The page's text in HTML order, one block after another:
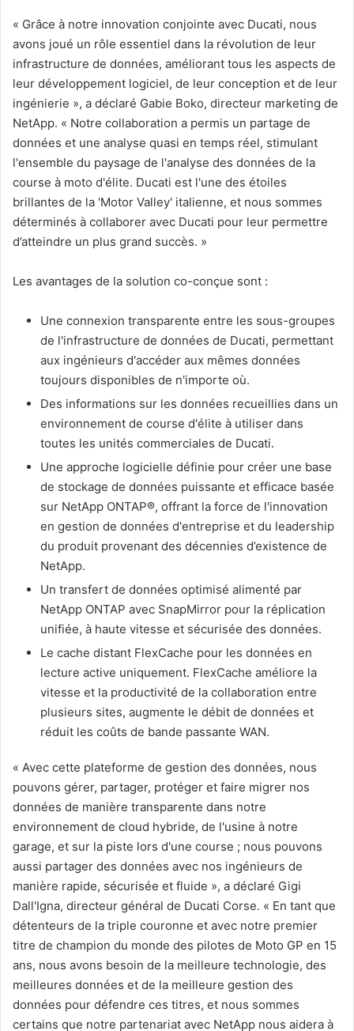
« Grâce à notre innovation conjointe avec Ducati, nous
avons joué un rôle essentiel dans la révolution de leur
infrastructure de données, améliorant tous les aspects de
leur développement logiciel, de leur conception et de leur
ingénierie », a déclaré Gabie Boko, directeur marketing de
NetApp. « Notre collaboration a permis un partage de
données et une analyse quasi en temps réel, stimulant
l'ensemble du paysage de l'analyse des données de la
course à moto d'élite. Ducati est l'une des étoiles
brillantes de la 'Motor Valley' italienne, et nous sommes
déterminés à collaborer avec Ducati pour leur permettre
d’atteindre un plus grand succès. »
Les avantages de la solution co-conçue sont :
Une connexion transparente entre les sous-groupes
de l'infrastructure de données de Ducati, permettant
aux ingénieurs d'accéder aux mêmes données
toujours disponibles de n'importe où.
Des informations sur les données recueillies dans un
environnement de course d'élite à utiliser dans
toutes les unités commerciales de Ducati.
Une approche logicielle définie pour créer une base
de stockage de données puissante et efficace basée
sur NetApp ONTAP®, offrant la force de l'innovation
en gestion de données d'entreprise et du leadership
du produit provenant des décennies d’existence de
NetApp.
Un transfert de données optimisé alimenté par
NetApp ONTAP avec SnapMirror pour la réplication
unifiée, à haute vitesse et sécurisée des données.
Le cache distant FlexCache pour les données en
lecture active uniquement. FlexCache améliore la
vitesse et la productivité de la collaboration entre
plusieurs sites, augmente le débit de données et
réduit les coûts de bande passante WAN.
« Avec cette plateforme de gestion des données, nous
pouvons gérer, partager, protéger et faire migrer nos
données de manière transparente dans notre
environnement de cloud hybride, de l'usine à notre
garage, et sur la piste lors d'une course ; nous pouvons
aussi partager des données avec nos ingénieurs de
manière rapide, sécurisée et fluide », a déclaré Gigi
Dall'Igna, directeur général de Ducati Corse. « En tant que
détenteurs de la triple couronne et avec notre premier
titre de champion du monde des pilotes de Moto GP en 15
ans, nous avons besoin de la meilleure technologie, des
meilleures données et de la meilleure gestion des
données pour défendre ces titres, et nous sommes
certains que notre partenariat avec NetApp nous aidera à